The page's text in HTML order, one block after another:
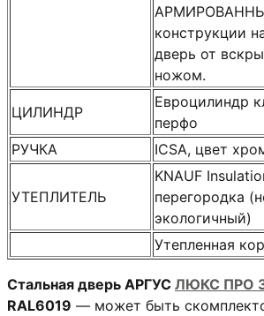
конструкции
дверь от
ножом.
ЦИЛИНДР
Евроцилиндр
перфо
РУЧКА
ICSA, цвет
УТЕПЛИТЕЛЬ
KNAUF
перегородка
экологичный)
Утепленная
Стальная дверь АРГУС ЛЮКС ПРО
RAL6019 — может быть